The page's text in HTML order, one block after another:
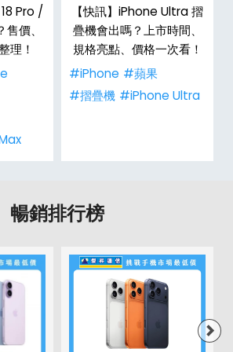
Pro /
價、
理！
【快訊】iPhone Ultra 摺
疊機會出嗎？上市時間、
規格亮點、價格一次看！
#iPhone #蘋果
#摺疊機 #iPhone Ultra
暢銷排行榜